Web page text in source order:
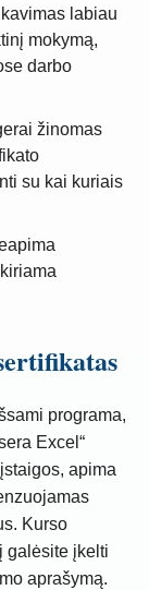
labiau
mokymą,
darbo
žinomas
su kai kuriais
programa,
Excel“
apima
Kurso
galėsite įkelti
aprašymą.